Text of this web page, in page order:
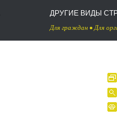
ДРУГИЕ ВИДЫ
Для граждан •Для